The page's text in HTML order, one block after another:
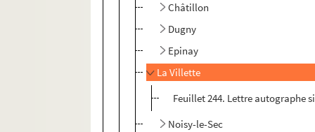
Châtillon
Dugny
Epinay
La Villette
Feuillet 244. Lettre autographe
Noisy-le-Sec